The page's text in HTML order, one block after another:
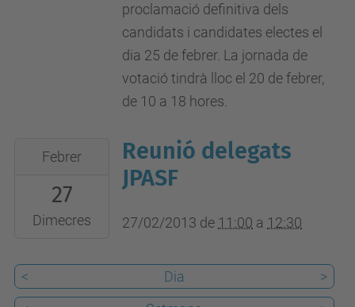
proclamació definitiva dels
candidats i candidates electes el
dia 25 de febrer. La jornada de
votació tindrà lloc el 20 de febrer,
de 10 a 18 hores.
2013-
27T11:00:00+01:00
2013-
27T12:30:00+01:00
Locals
Febrer
27
Dimecres
Reunió delegats
JPASF
27/02/2013 de 11:00 a 12:30
< Dia
>